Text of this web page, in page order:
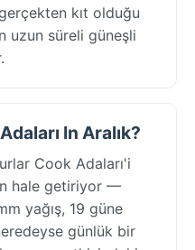
kıt olduğu
uzun süreli güneşli
In Aralık?
Cook Adaları'i
hale getiriyor —
yağış, 19 güne
günlük bir